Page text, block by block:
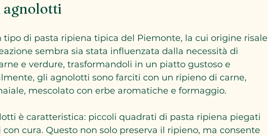
agnolotti
tipo di pasta ripiena tipica del Piemonte, la cui origine risale
sembra sia stata influenzata dalla necessità di
e verdure, trasformandoli in un piatto gustoso e
gli agnolotti sono farciti con un ripieno di carne,
mescolato con erbe aromatiche e formaggio.
è caratteristica: piccoli quadrati di pasta ripiena piegati
con cura. Questo non solo preserva il ripieno, ma consente